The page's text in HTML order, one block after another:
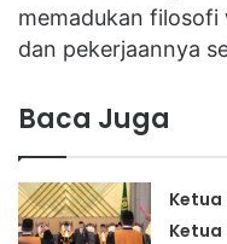
memadukan filosofi
dan pekerjaannya
Baca Juga
Ketua
Ketua